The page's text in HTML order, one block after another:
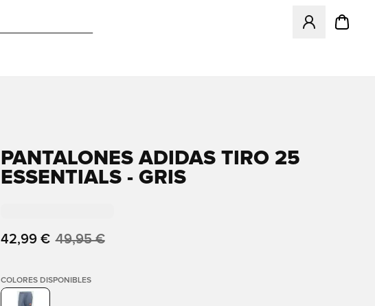
Abre un modal
PANTALONES ADIDAS TIRO 25
ESSENTIALS - GRIS
42,99 € 49,95 €
COLORES DISPONIBLES